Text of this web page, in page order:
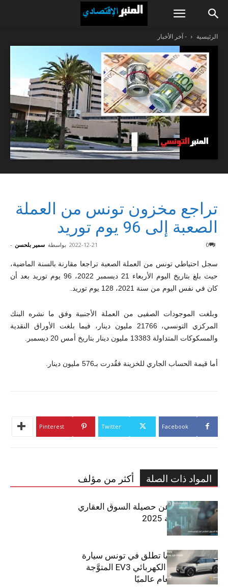
الرئيسية - آخر الأخبار
تراجع مخزون تونس من العملة
الصعبة إلى 96 يوم توريد
بواسطة سمير بلحسن - 2022-12-21 0
سجل احتياطي تونس من العملة الصعبة تراجعا مقارنة بالسنة الماضية،
حيث بلغ بتاريخ اليوم الأربعاء 21 ديسمبر 2022، 96 يوم توريد بعد أن
كان في نفس اليوم من سنة 2021، 128 يوم توريد.
وبلغت الموجودات الصفيى من العملة الأجنبية وفق ما نشره البنك
المركزي التونسي، 21766 مليون دينار، فيما بلغت الأوراق النقدية
والمسكوكات المتداولة 13383 مليون دينار بتاريخ أمس 20 ديسمبر.
أما قيمة الحساب الجاري للخزينة فقُدرت بـ576 مليون دينار.
Facebook
Twitter
Pinterest
المواد ذات الصلة أكثر من مؤلف
مبوب تكشف عن حصيلة السوق العقاري
في تونس لسنة 2025
سيتي كارز – كيا تطلق في تونس سيارة
الـدفع الرباعي الكهربائي EV3 المتوَّجة
بلقب سيارة العام عالميًا